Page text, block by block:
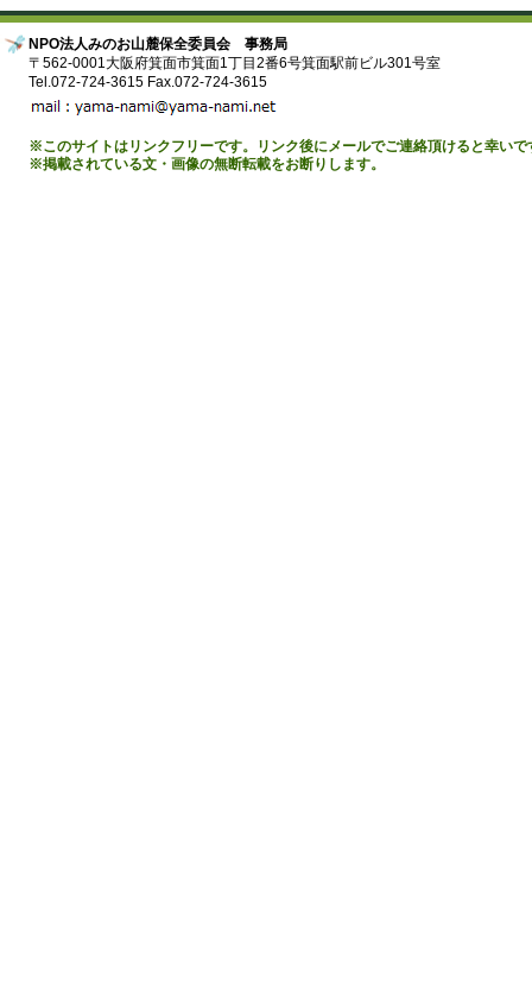
NPO法人みのお山麓保全委員会 事務局
〒562-0001大阪府箕面市箕面1丁目2番6号箕面駅前ビル301号室
Tel.072-724-3615 Fax.072-724-3615
※このサイトはリンクフリーです。リンク後にメールでご連絡頂けると幸いで
※掲載されている文・画像の無断転載をお断りします。